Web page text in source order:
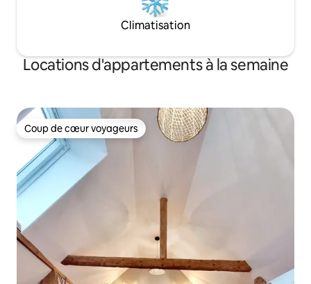
Climatisation
Locations d'appartements à la semaine
Coup de cœur voyageurs
Coup de cœur voyageurs